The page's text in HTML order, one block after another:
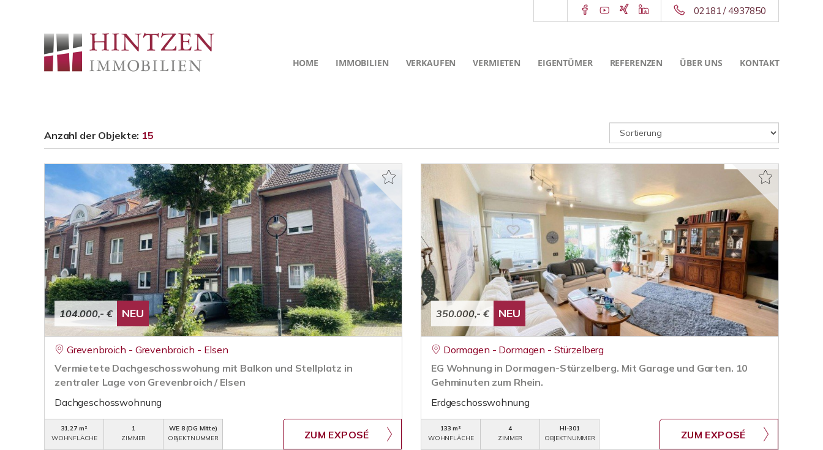
02181 / 4937850
HOME IMMOBILIEN VERKAUFEN VERMIETEN EIGENTÜMER REFERENZEN ÜBER UNS KONTAKT
Anzahl der Objekte: 15
104.000,- € NEU
Grevenbroich - Grevenbroich - Elsen
Vermietete Dachgeschosswohung mit Balkon und Stellplatz in
zentraler Lage von Grevenbroich / Elsen
Dachgeschosswohnung
31,27 m²
WOHNFLÄCHE
1
ZIMMER
WE 8 (DG Mitte)
OBJEKTNUMMER
ZUM EXPOSÉ
350.000,- € NEU
Dormagen - Dormagen - Stürzelberg
EG Wohnung in Dormagen-Stürzelberg. Mit Garage und Garten. 10
Gehminuten zum Rhein.
Erdgeschosswohnung
133 m²
WOHNFLÄCHE
4
ZIMMER
HI-301
OBJEKTNUMMER
ZUM EXPOSÉ